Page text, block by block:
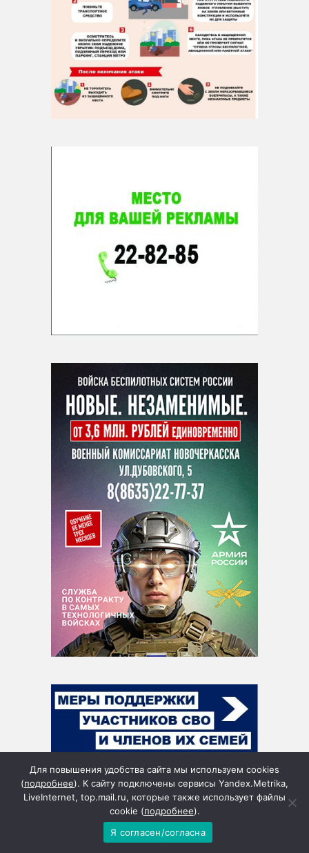
Ср Чт Пт Сб
Для повышения удобства сайта мы используем cookies
(подробнее). К сайту подключены сервисы Yandex.Metrika,
LiveInternet, top.mail.ru, которые также использует файлы
cookie (подробнее).
Я согласен/согласна